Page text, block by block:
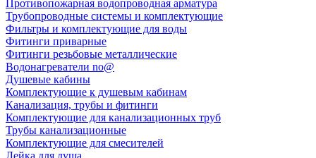
Противопожарная водопроводная арматура
Трубопроводные системы и комплектующие
Фильтры и комплектующие для воды
Фитинги приварные
Фитинги резьбовые металлические
Водонагреватели no@
Душевые кабины
Комплектующие к душевым кабинам
Канализация, трубы и фитинги
Комплектующие для канализационных труб
Трубы канализационные
Комплектующие для смесителей
Лейка для душа